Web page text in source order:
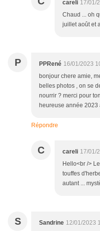
careli 17/01/
Chaud ... oh
juillet août et
P PPRené 16/01/2023
bonjour chere amie,
belles photos , on se
nourrir ? merci pour
heureuse année 2023
Répondre
C careli 17/01/
Hello<br />
touffes
autant ...
S Sandrine 12/01/2023